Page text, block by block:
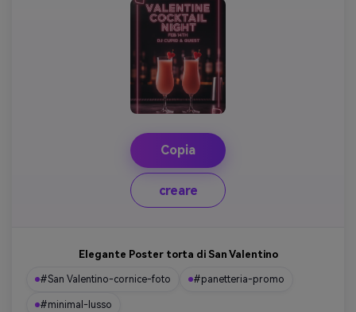
Copia
creare
Elegante Poster torta di San Valentino
#San Valentino-cornice-foto #panetteria-promo
#minimal-lusso